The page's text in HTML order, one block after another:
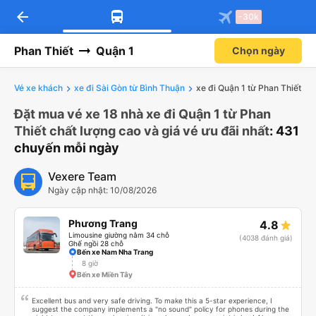
arrow_back -30k
Phan Thiết Quận 1 Chọn ngày
Vé xe khách xe đi Sài Gòn từ Bình Thuận xe đi Quận 1 từ Phan Thiết
Đặt mua vé xe 18 nhà xe đi Quận 1 từ Phan
Thiết chất lượng cao và giá vé ưu đãi nhất: 431
chuyến mỗi ngày
Vexere Team
Ngày cập nhật: 10/08/2026
Phương Trang
Limousine giường nằm 34 chỗ
Ghế ngồi 28 chỗ
4.8
(4038 đánh giá)
Bến xe Nam Nha Trang
8 giờ
Bến xe Miền Tây
Excellent bus and very safe driving. To make this a 5-star experience, I
suggest the company implements a "no sound" policy for phones during the